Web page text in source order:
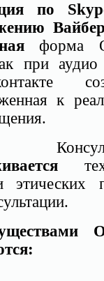
по
форма
при
к
этических